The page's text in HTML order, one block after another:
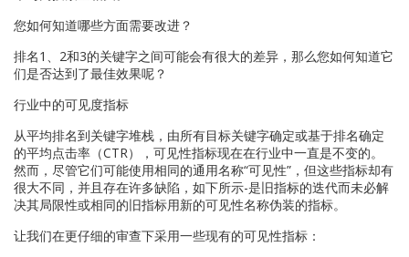
您如何知道哪些方面需要改进？
排名1、2和3的关键字之间可能会有很大的差异，那么您如何知道它
们是否达到了最佳效果呢？
行业中的可见度指标
从平均排名到关键字堆栈，由所有目标关键字确定或基于排名确定
的平均点击率（CTR），可见性指标现在在行业中一直是不变的。
然而，尽管它们可能使用相同的通用名称“可见性”，但这些指标却有
很大不同，并且存在许多缺陷，如下所示-是旧指标的迭代而未必解
决其局限性或相同的旧指标用新的可见性名称伪装的指标。
让我们在更仔细的审查下采用一些现有的可见性指标：